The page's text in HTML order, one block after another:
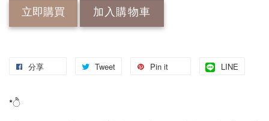
立即購買 加入購物車
分享 Tweet Pin it LINE
*ੈ